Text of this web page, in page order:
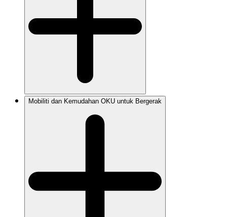
Mobiliti dan Kemudahan OKU untuk Bergerak